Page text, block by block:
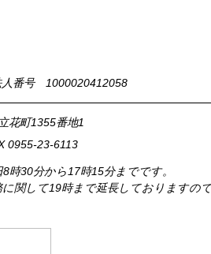
人番号 1000020412058
花町1355番地1
0955-23-6113
8時30分から17時15分までです。
に関して19時まで延長しておりますの